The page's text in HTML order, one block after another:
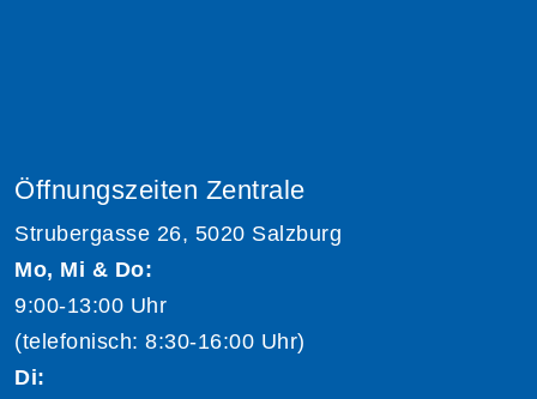
Öffnungszeiten Zentrale
Strubergasse 26, 5020 Salzburg
Mo, Mi & Do:
9:00-13:00 Uhr
(telefonisch: 8:30-16:00 Uhr)
Di: